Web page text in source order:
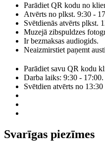
Parādiet QR kodu no
Atvērts no plkst. 9:30 -
Svētdienās atvērts plkst.
Muzejā zibspuldzes
Ir bezmaksas audiogids.
Neaizmirstiet paņemt
Parādiet savu QR kodu
Darba laiks: 9:30 - 17:00.
Svētdien atvērts no
Svarīgas piezīmes